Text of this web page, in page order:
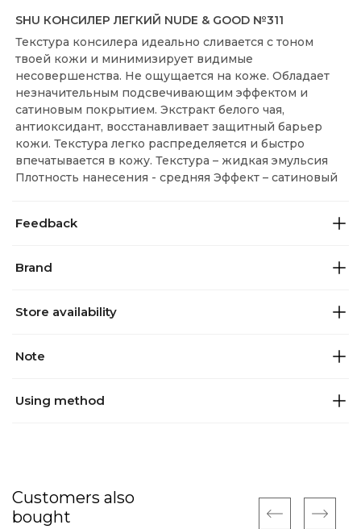
SHU КОНСИЛЕР ЛЕГКИЙ NUDE & GOOD №311
Текстура консилера идеально сливается с тоном
твоей кожи и минимизирует видимые
несовершенства. Не ощущается на коже. Обладает
незначительным подсвечивающим эффектом и
сатиновым покрытием. Экстракт белого чая,
антиоксидант, восстанавливает защитный барьер
кожи. Текстура легко распределяется и быстро
впечатывается в кожу. Текстура – жидкая эмульсия
Плотность нанесения - средняя Эффект – сатиновый
Feedback
Brand
Store availability
Note
Using method
Customers also
bought